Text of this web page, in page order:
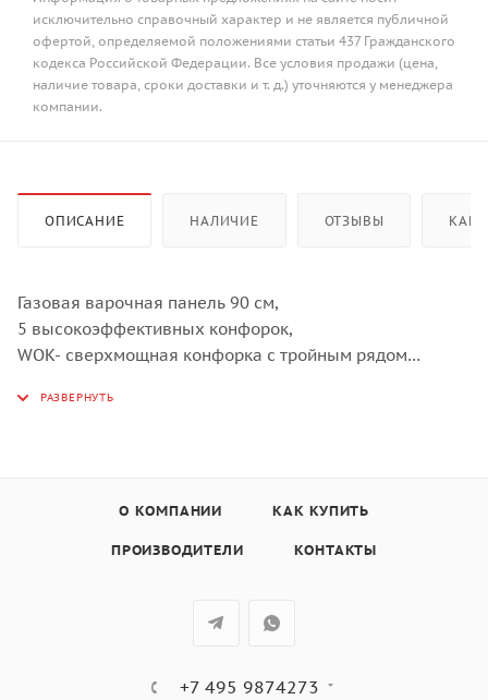
исключительно справочный характер и не является публичной
офертой, определяемой положениями статьи 437 Гражданского
кодекса Российской Федерации. Все условия продажи (цена,
наличие товара, сроки доставки и т. д.) уточняются у менеджера
компании.
ОПИСАНИЕ НАЛИЧИЕ ОТЗЫВЫ КАК
Газовая варочная панель 90 см,
5 высокоэффективных конфорок,
WOK- сверхмощная конфорка с тройным рядом
автоматический электроподжиг,
в комплекте - чугунная подставка WOK и адаптер для
О КОМПАНИИ КАК КУПИТЬ
ПРОИЗВОДИТЕЛИ КОНТАКТЫ
+7 495 9874273